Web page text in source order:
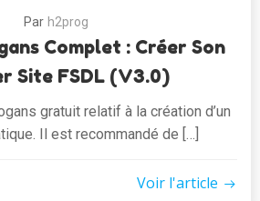
Par h2prog
Complet : Créer Son
Site FSDL (v3.0)
gratuit relatif à la création d’un
Il est recommandé de […]
Voir l'article